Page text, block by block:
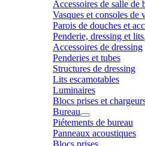
Accessoires de salle de
Vasques et consoles de
Parois de douches et
Penderie, dressing et lits
Accessoires de dressing
Penderies et tubes
Structures de dressing
Lits escamotables
Luminaires
Blocs prises et
Bureau
Piétements de bureau
Panneaux acoustiques
Blocs prises